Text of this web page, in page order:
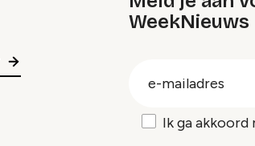
WeekNieuws
Ik ga akkoord